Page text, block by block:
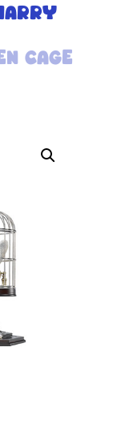
CAGE